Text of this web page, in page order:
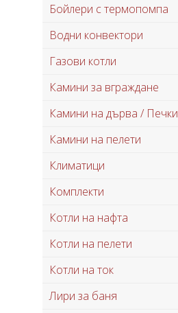
Бойлери с термопомпа
Водни конвектори
Газови котли
Камини за вграждане
Камини на дърва / Печки
Камини на пелети
Климатици
Комплекти
Котли на нафта
Котли на пелети
Котли на ток
Лири за баня